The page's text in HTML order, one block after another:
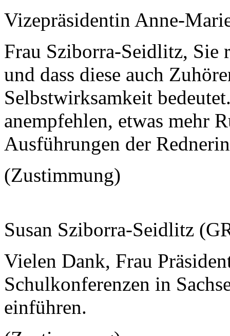
Vizepräsidentin Anne-
Frau Sziborra-Seidlitz, Sie
und dass diese auch
Selbstwirksamkeit
anempfehlen, etwas mehr
Ausführungen der
(Zustimmung)
Susan Sziborra-Seidlitz
Vielen Dank, Frau
Schulkonferenzen in
einführen.